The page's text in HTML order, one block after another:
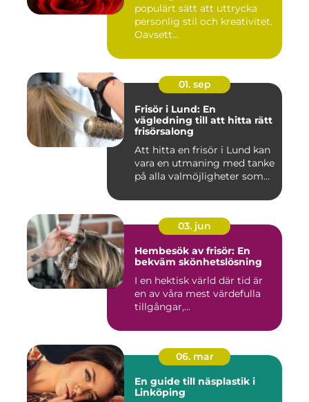
populärt sätt att uttrycka
personlig stil och kreativitet.
Oavsett...
01. sep
Frisör i Lund: En
vägledning till att hitta rätt
frisörsalong
Att hitta en frisör i Lund kan
vara en utmaning med tanke
på alla valmöjligheter som...
03. jun
Hembesök av frisör: En
bekväm skönhetslösning
I en hektisk värld där tid är
en av våra mest värdefulla
tillgångar,...
06. mar
En guide till näsplastik i
Linköping